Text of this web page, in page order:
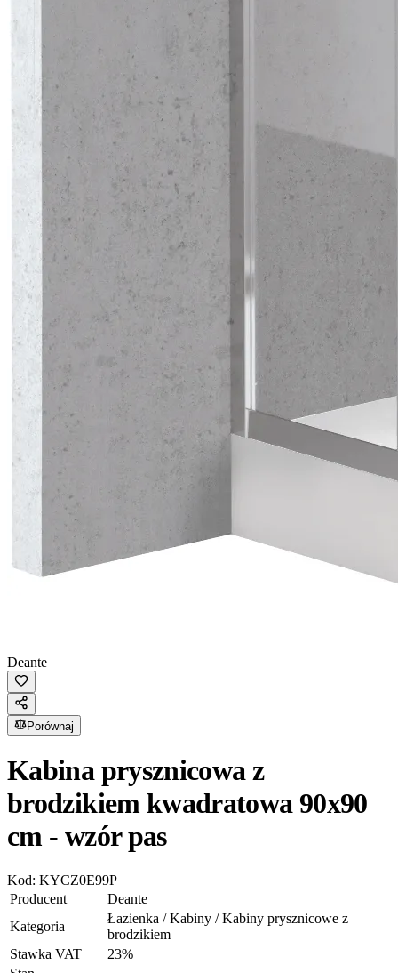
Deante
Porównaj
Kabina prysznicowa z
brodzikiem kwadratowa 90x90
cm - wzór pas
Kod: KYCZ0E99P
Producent
Deante
Kategoria
Łazienka / Kabiny / Kabiny prysznicowe z
brodzikiem
Stawka VAT
23%